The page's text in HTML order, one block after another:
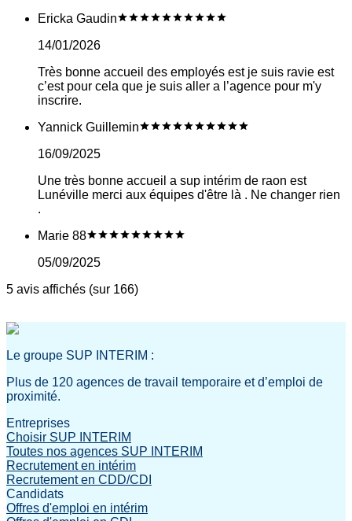
Ericka Gaudin
14/01/2026
Très bonne accueil des employés est je suis ravie est
c’est pour cela que je suis aller a l’agence pour m'y
inscrire.
Yannick Guillemin
16/09/2025
Une très bonne accueil a sup intérim de raon est
Lunéville merci aux équipes d'être là . Ne changer rien
.
Marie 88
05/09/2025
5 avis affichés (sur 166)
Le groupe SUP INTERIM :
Plus de 120 agences de travail temporaire et d’emploi de
proximité.
Entreprises
Choisir SUP INTERIM
Toutes nos agences SUP INTERIM
Recrutement en intérim
Recrutement en CDD/CDI
Candidats
Offres d'emploi en intérim